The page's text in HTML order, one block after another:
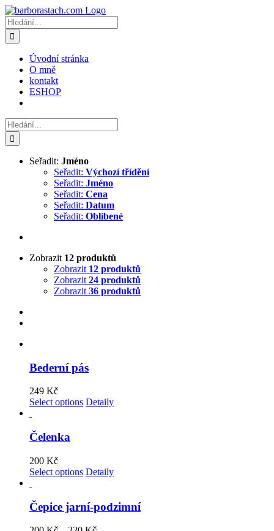
Přeskočit
na
obsah
Hledat:
Úvodní stránka
O mně
kontakt
ESHOP
Hledat:
Seřadit: Jméno
Seřadit: Výchozí třídění
Seřadit: Jméno
Seřadit: Cena
Seřadit: Datum
Seřadit: Oblíbené
Zobrazit 12 produktů
Zobrazit 12 produktů
Zobrazit 24 produktů
Zobrazit 36 produktů
Bederní pás
249 Kč
Select options Detaily
Čelenka
200 Kč
Select options Detaily
Čepice jarní-podzimní